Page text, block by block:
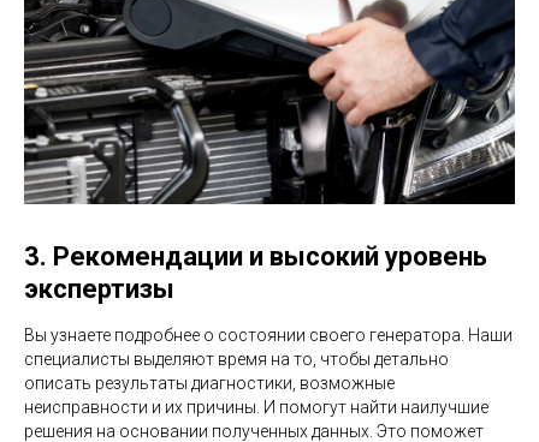
3. Рекомендации и высокий уровень
экспертизы
Вы узнаете подробнее о состоянии своего генератора. Наши
специалисты выделяют время на то, чтобы детально
описать результаты диагностики, возможные
неисправности и их причины. И помогут найти наилучшие
решения на основании полученных данных. Это поможет